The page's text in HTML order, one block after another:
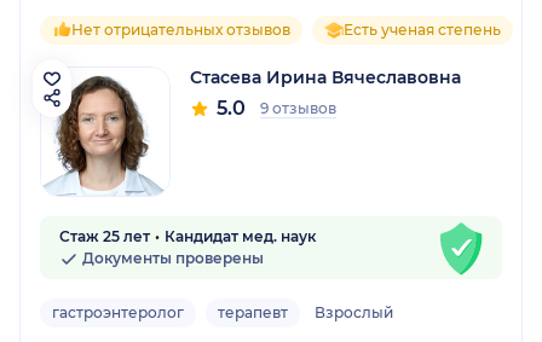
Нет отрицательных отзывов Есть ученая степень
Стасева Ирина Вячеславовна
5.0 9 отзывов
Стаж 25 лет
Кандидат мед. наук
Документы проверены
гастроэнтеролог терапевт Взрослый